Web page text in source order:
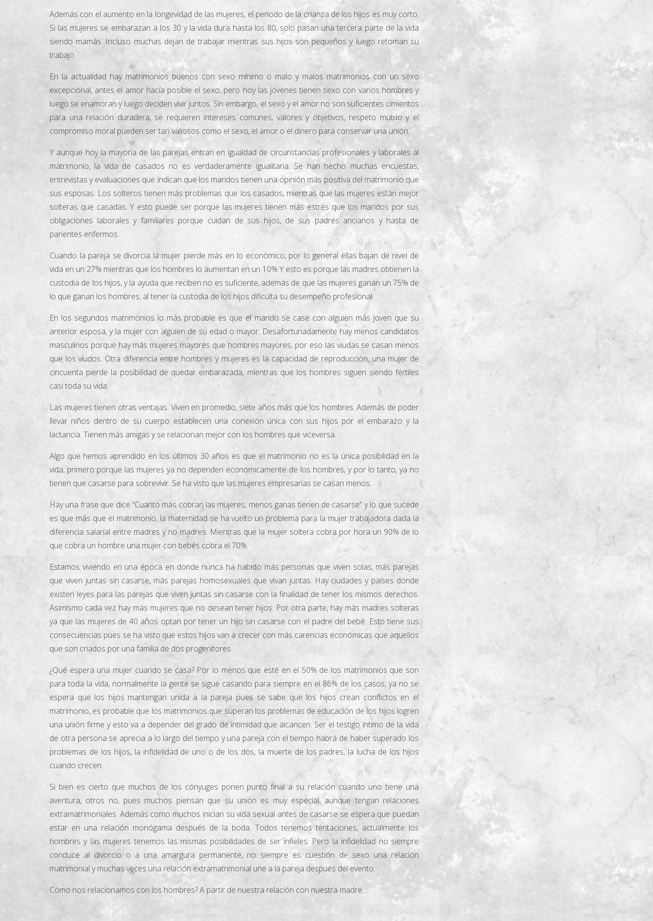
Además con el aumento en la longevidad de las mujeres, el periodo de la crianza de los hijos es muy corto.
Si las mujeres se embarazan a los 30 y la vida dura hasta los 80, solo pasan una tercera parte de la vida
siendo mamás. Incluso muchas dejan de trabajar mientras sus hijos son pequeños y luego retoman su
trabajo.
En la actualidad hay matrimonios buenos con sexo mínimo o malo y malos matrimonios con un sexo
excepcional, antes el amor hacía posible el sexo, pero hoy las jóvenes tienen sexo con varios hombres y
luego se enamoran y luego deciden vivir juntos. Sin embargo, el sexo y el amor no son suficientes cimientos
para una relación duradera, se requieren intereses comunes, valores y objetivos, respeto mutuo y el
compromiso moral pueden ser tan valiosos como el sexo, el amor o el dinero para conservar una unión.
Y aunque hoy la mayoría de las parejas entran en igualdad de circunstancias profesionales y laborales al
matrimonio, la vida de casados no es verdaderamente igualitaria. Se han hecho muchas encuestas,
entrevistas y evaluaciones que indican que los maridos tienen una opinión más positiva del matrimonio que
sus esposas. Los solteros tienen más problemas que los casados, mientras que las mujeres están mejor
solteras que casadas. Y esto puede ser porque las mujeres tienen más estrés que los maridos por sus
obligaciones laborales y familiares porque cuidan de sus hijos, de sus padres ancianos y hasta de
parientes enfermos.
Cuando la pareja se divorcia la mujer pierde más en lo económico, por lo general ellas bajan de nivel de
vida en un 27% mientras que los hombres lo aumentan en un 10% Y esto es porque las madres obtienen la
custodia de los hijos, y la ayuda que reciben no es suficiente, además de que las mujeres ganan un 75% de
lo que ganan los hombres, al tener la custodia de los hijos dificulta su desempeño profesional.
En los segundos matrimonios lo más probable es que el marido se case con alguien más joven que su
anterior esposa, y la mujer con alguien de su edad o mayor. Desafortunadamente hay menos candidatos
masculinos porque hay más mujeres mayores que hombres mayores, por eso las viudas se casan menos
que los viudos. Otra diferencia entre hombres y mujeres es la capacidad de reproducción, una mujer de
cincuenta pierde la posibilidad de quedar embarazada, mientras que los hombres siguen siendo fértiles
casi toda su vida.
Las mujeres tienen otras ventajas. Viven en promedio, siete años más que los hombres. Además de poder
llevar niños dentro de su cuerpo establecen una conexión única con sus hijos por el embarazo y la
lactancia. Tienen más amigas y se relacionan mejor con los hombres que viceversa.
Algo que hemos aprendido en los últimos 30 años es que el matrimonio no es la única posibilidad en la
vida, primero porque las mujeres ya no dependen económicamente de los hombres, y por lo tanto, ya no
tienen que casarse para sobrevivir. Se ha visto que las mujeres empresarias se casan menos.
Hay una frase que dice “Cuanto más cobran las mujeres, menos ganas tienen de casarse” y lo que sucede
es que más que el matrimonio, la maternidad se ha vuelto un problema para la mujer trabajadora dada la
diferencia salarial entre madres y no madres. Mientras que la mujer soltera cobra por hora un 90% de lo
que cobra un hombre una mujer con bebés cobra el 70%.
Estamos viviendo en una época en donde nunca ha habido más personas que viven solas, más parejas
que viven juntas sin casarse, más parejas homosexuales que vivan juntas. Hay ciudades y países donde
existen leyes para las parejas que viven juntas sin casarse con la finalidad de tener los mismos derechos.
Asimismo cada vez hay más mujeres que no desean tener hijos. Por otra parte, hay más madres solteras
ya que las mujeres de 40 años optan por tener un hijo sin casarse con el padre del bebé. Esto tiene sus
consecuencias pues se ha visto que estos hijos van a crecer con más carencias económicas que aquellos
que son criados por una familia de dos progenitores.
¿Qué espera una mujer cuando se casa? Por lo menos que esté en el 50% de los matrimonios que son
para toda la vida, normalmente la gente se sigue casando para siempre en el 86% de los casos; ya no se
espera que los hijos mantengan unida a la pareja pues se sabe que los hijos crean conflictos en el
matrimonio, es probable que los matrimonios que superan los problemas de educación de los hijos logren
una unión firme y esto va a depender del grado de intimidad que alcancen. Ser el testigo íntimo de la vida
de otra persona se aprecia a lo largo del tiempo y una pareja con el tiempo habrá de haber superado los
problemas de los hijos, la infidelidad de uno o de los dos, la muerte de los padres, la lucha de los hijos
cuando crecen.
Si bien es cierto que muchos de los cónyuges ponen punto final a su relación cuando uno tiene una
aventura, otros no, pues muchos piensan que su unión es muy especial, aunque tengan relaciones
extramatrimoniales. Además como muchos inician su vida sexual antes de casarse se espera que puedan
estar en una relación monógama después de la boda. Todos tenemos tentaciones, actualmente los
hombres y las mujeres tenemos las mismas posibilidades de ser infieles. Pero la infidelidad no siempre
conduce al divorcio o a una amargura permanente, no siempre es cuestión de sexo una relación
matrimonial y muchas veces una relación extramatrimonial une a la pareja después del evento.
Cómo nos relacionamos con los hombres? A partir de nuestra relación con nuestra madre….